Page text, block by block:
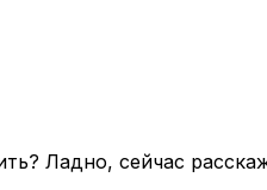
Ладно, сейчас